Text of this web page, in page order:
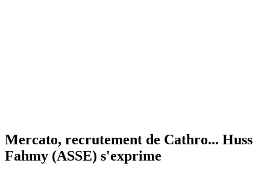
Mercato, recrutement de Cathro... Huss
Fahmy (ASSE) s'exprime